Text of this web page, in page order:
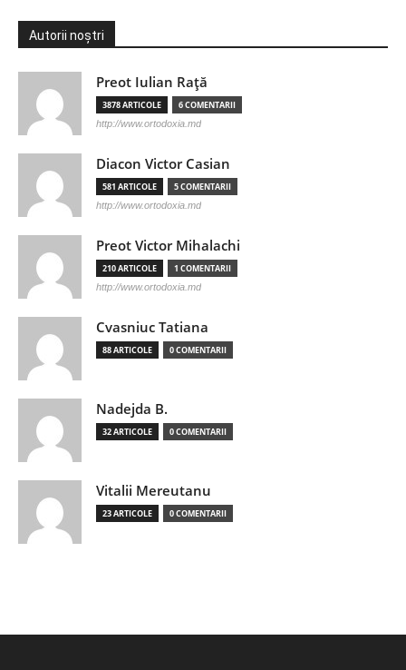
Autorii noștri
Preot Iulian Raţă
3878 ARTICOLE 6 COMENTARII
http://www.ortodoxia.md
Diacon Victor Casian
581 ARTICOLE 5 COMENTARII
http://www.ortodoxia.md
Preot Victor Mihalachi
210 ARTICOLE 1 COMENTARII
http://www.ortodoxia.md
Cvasniuc Tatiana
88 ARTICOLE 0 COMENTARII
Nadejda B.
32 ARTICOLE 0 COMENTARII
Vitalii Mereutanu
23 ARTICOLE 0 COMENTARII